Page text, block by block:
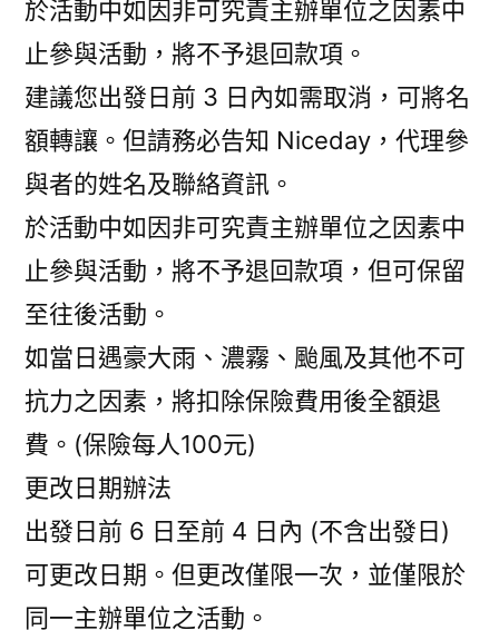
於活動中如因非可究責主辦單位之因素中
止參與活動，將不予退回款項。
建議您出發日前 3 日內如需取消，可將名
額轉讓。但請務必告知 Niceday，代理參
與者的姓名及聯絡資訊。
於活動中如因非可究責主辦單位之因素中
止參與活動，將不予退回款項，但可保留
至往後活動。
如當日遇豪大雨、濃霧、颱風及其他不可
抗力之因素，將扣除保險費用後全額退
費。(保險每人100元)
更改日期辦法
出發日前 6 日至前 4 日內 (不含出發日)
可更改日期。但更改僅限一次，並僅限於
同一主辦單位之活動。